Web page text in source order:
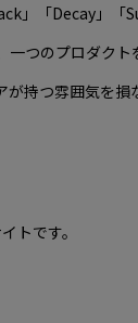
」「Decay」「
つのプロダクト
持つ雰囲気を
トです。